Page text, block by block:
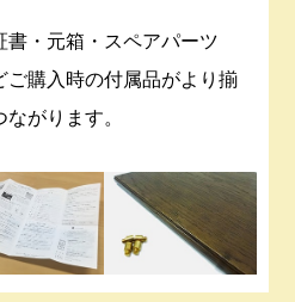
書・元箱・スペアパーツ
購入時の付属品がより揃
がります。